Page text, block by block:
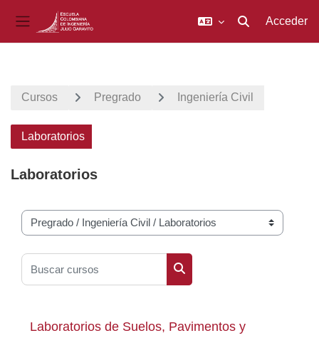
Panel lateral Selector de
Acceder
Cursos Pregrado Ingeniería Civil
Laboratorios
Laboratorios
Categorías
Buscar cursos
Buscar cursos
Laboratorios de Suelos, Pavimentos y